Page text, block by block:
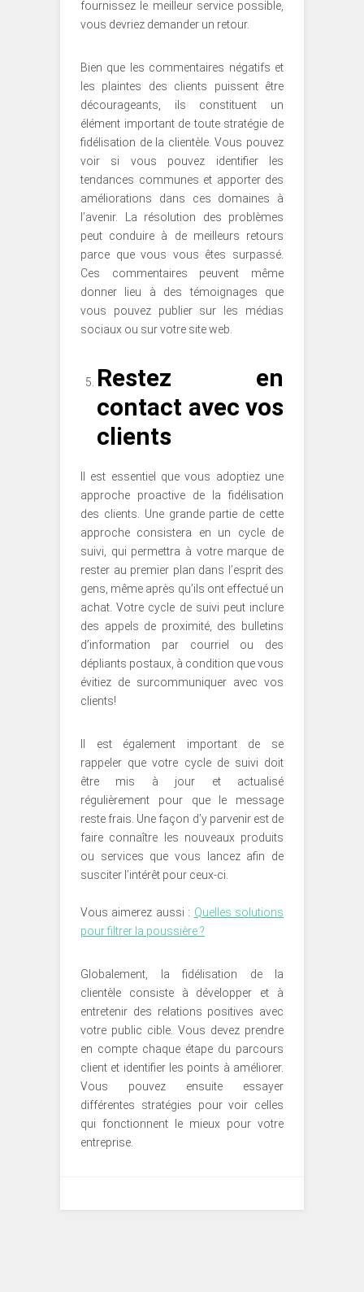
fournissez le meilleur service possible,
vous devriez demander un retour.
Bien que les commentaires négatifs et
les plaintes des clients puissent être
décourageants, ils constituent un
élément important de toute stratégie de
fidélisation de la clientèle. Vous pouvez
voir si vous pouvez identifier les
tendances communes et apporter des
améliorations dans ces domaines à
l’avenir. La résolution des problèmes
peut conduire à de meilleurs retours
parce que vous vous êtes surpassé.
Ces commentaires peuvent même
donner lieu à des témoignages que
vous pouvez publier sur les médias
sociaux ou sur votre site web.
Restez en
contact avec vos
clients
Il est essentiel que vous adoptiez une
approche proactive de la fidélisation
des clients. Une grande partie de cette
approche consistera en un cycle de
suivi, qui permettra à votre marque de
rester au premier plan dans l’esprit des
gens, même après qu’ils ont effectué un
achat. Votre cycle de suivi peut inclure
des appels de proximité, des bulletins
d’information par courriel ou des
dépliants postaux, à condition que vous
évitiez de surcommuniquer avec vos
clients!
Il est également important de se
rappeler que votre cycle de suivi doit
être mis à jour et actualisé
régulièrement pour que le message
reste frais. Une façon d’y parvenir est de
faire connaître les nouveaux produits
ou services que vous lancez afin de
susciter l’intérêt pour ceux-ci.
Vous aimerez aussi : Quelles solutions
pour filtrer la poussière ?
Globalement, la fidélisation de la
clientèle consiste à développer et à
entretenir des relations positives avec
votre public cible. Vous devez prendre
en compte chaque étape du parcours
client et identifier les points à améliorer.
Vous pouvez ensuite essayer
différentes stratégies pour voir celles
qui fonctionnent le mieux pour votre
entreprise.